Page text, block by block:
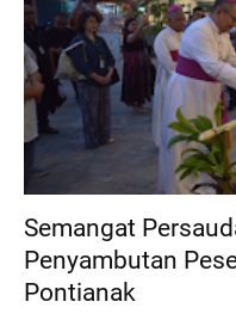
Semangat
Penyambutan
Pontianak